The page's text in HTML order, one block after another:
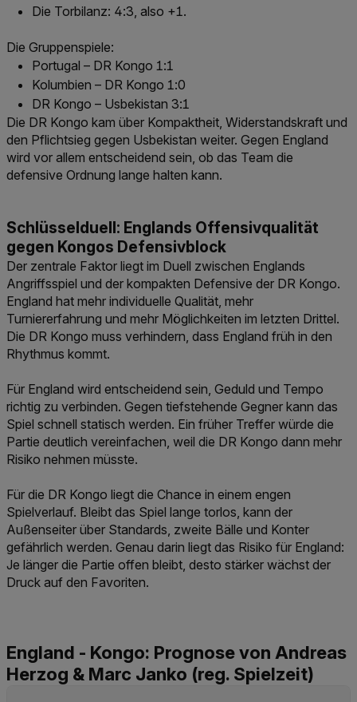
Die Torbilanz: 4:3, also +1.
Die Gruppenspiele:
Portugal – DR Kongo 1:1
Kolumbien – DR Kongo 1:0
DR Kongo – Usbekistan 3:1
Die DR Kongo kam über Kompaktheit, Widerstandskraft und
den Pflichtsieg gegen Usbekistan weiter. Gegen England
wird vor allem entscheidend sein, ob das Team die
defensive Ordnung lange halten kann.
Schlüsselduell: Englands Offensivqualität
gegen Kongos Defensivblock
Der zentrale Faktor liegt im Duell zwischen Englands
Angriffsspiel und der kompakten Defensive der DR Kongo.
England hat mehr individuelle Qualität, mehr
Turniererfahrung und mehr Möglichkeiten im letzten Drittel.
Die DR Kongo muss verhindern, dass England früh in den
Rhythmus kommt.
Für England wird entscheidend sein, Geduld und Tempo
richtig zu verbinden. Gegen tiefstehende Gegner kann das
Spiel schnell statisch werden. Ein früher Treffer würde die
Partie deutlich vereinfachen, weil die DR Kongo dann mehr
Risiko nehmen müsste.
Für die DR Kongo liegt die Chance in einem engen
Spielverlauf. Bleibt das Spiel lange torlos, kann der
Außenseiter über Standards, zweite Bälle und Konter
gefährlich werden. Genau darin liegt das Risiko für England:
Je länger die Partie offen bleibt, desto stärker wächst der
Druck auf den Favoriten.
England - Kongo: Prognose von Andreas
Herzog & Marc Janko (reg. Spielzeit)